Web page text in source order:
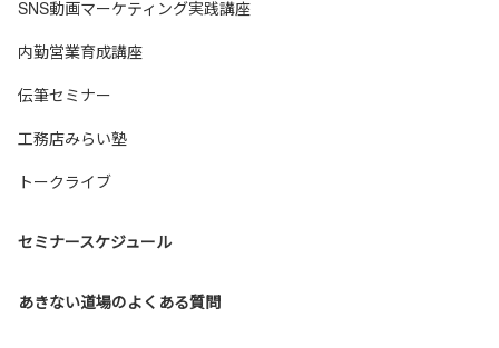
SNS動画マーケティング実践講座
内勤営業育成講座
伝筆セミナー
工務店みらい塾
トークライブ
セミナースケジュール
あきない道場のよくある質問